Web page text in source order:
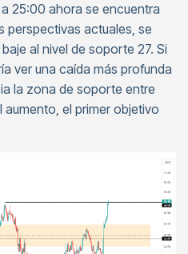
25:00 ahora se encuentra
perspectivas actuales, se
al nivel de soporte 27. Si
ver una caída más profunda
la zona de soporte entre
el primer objetivo